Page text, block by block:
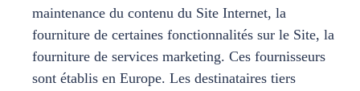
maintenance du contenu du Site Internet, la
fourniture de certaines fonctionnalités sur le Site, la
fourniture de services marketing. Ces fournisseurs
sont établis en Europe. Les destinataires tiers